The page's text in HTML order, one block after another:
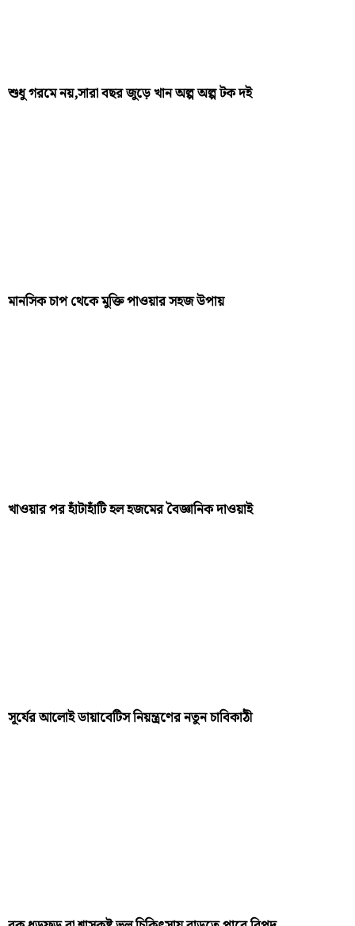
শুধু গরমে নয়,সারা বছর জুড়ে খান অল্প অল্প টক দই
মানসিক চাপ থেকে মুক্তি পাওয়ার সহজ উপায়
খাওয়ার পর হাঁটাহাঁটি হল হজমের বৈজ্ঞানিক দাওয়াই
সূর্যের আলোই ডায়াবেটিস নিয়ন্ত্রণের নতুন চাবিকাঠী